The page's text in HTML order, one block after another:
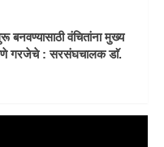
बनवण्यासाठी वंचितांना मुख्य
गरजेचे : सरसंघचालक डाॅ.